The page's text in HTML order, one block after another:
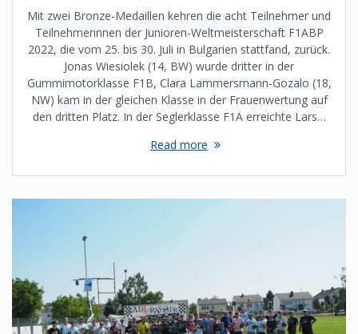
Mit zwei Bronze-Medaillen kehren die acht Teilnehmer und
Teilnehmerinnen der Junioren-Weltmeisterschaft F1ABP
2022, die vom 25. bis 30. Juli in Bulgarien stattfand, zurück.
Jonas Wiesiolek (14, BW) wurde dritter in der
Gummimotorklasse F1B, Clara Lammersmann-Gozalo (18,
NW) kam in der gleichen Klasse in der Frauenwertung auf
den dritten Platz. In der Seglerklasse F1A erreichte Lars…
Read more